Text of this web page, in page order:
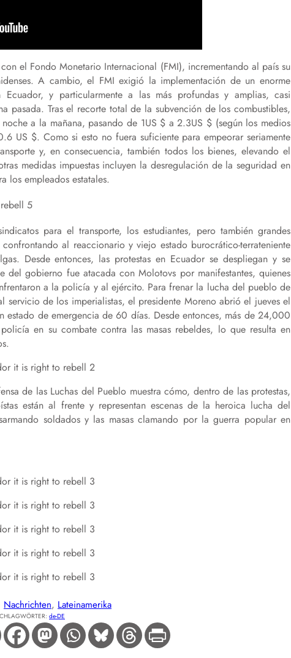
el Fondo Monetario Internacional (FMI), incrementando al país su
A cambio, el FMI exigió la implementación de un enorme
y particularmente a las más profundas y amplias, casi
pasada. Tras el recorte total de la subvención de los combustibles,
a la mañana, pasando de 1US $ a 2.3US $ (según los medios
US $. Como si esto no fuera suficiente para empeorar seriamente
y, en consecuencia, también todos los bienes, elevando el
medidas impuestas incluyen la desregulación de la seguridad en
los empleados estatales.
para el transporte, los estudiantes, pero también grandes
al reaccionario y viejo estado burocrático-terrateniente
Desde entonces, las protestas en Ecuador se despliegan y se
gobierno fue atacada con Molotovs por manifestantes, quienes
a la policía y al ejército. Para frenar la lucha del pueblo de
de los imperialistas, el presidente Moreno abrió el jueves el
de emergencia de 60 días. Desde entonces, más de 24,000
en su combate contra las masas rebeldes, lo que resulta en
de las Luchas del Pueblo muestra cómo, dentro de las protestas,
están al frente y representan escenas de la heroica lucha del
soldados y las masas clamando por la guerra popular en
Nachrichten, Lateinamerika
de-DE